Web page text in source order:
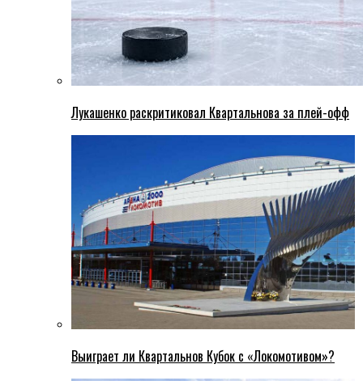
Лукашенко раскритиковал Квартальнова за плей-офф
Выиграет ли Квартальнов Кубок с «Локомотивом»?